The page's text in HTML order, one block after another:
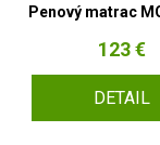
Penový matrac
123 €
DETAIL